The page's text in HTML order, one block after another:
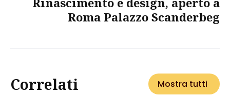
Roma Palazzo Scanderbeg
Correlati Mostra tutti